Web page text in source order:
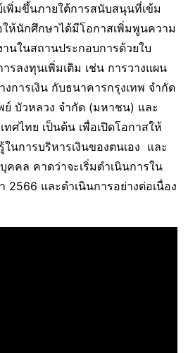
พิ่มขึ้นภายใต้การสนับสนุนที่เข้ม
ให้นักศึกษาได้มีโอกาสเพิ่มพูนความ
นในสถานประกอบการด้วยใบ
รลงทุนเพิ่มเติม เช่น การวางแผน
การเงิน กับธนาคารกรุงเทพ จำกัด
บัวหลวง จำกัด (มหาชน) และ
ศไทย เป็นต้น เพื่อเปิดโอกาสให้
นการบริหารเงินของตนเอง และ
คคล คาดว่าจะเริ่มดำเนินการใน
2566 และดำเนินการอย่างต่อเนื่อง